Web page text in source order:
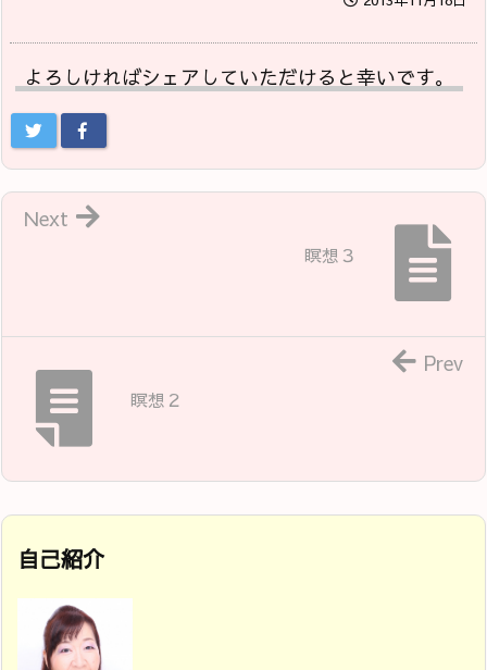
よろしければシェアしていただけると幸いです。
瞑想３
Next
瞑想２
Prev
自己紹介